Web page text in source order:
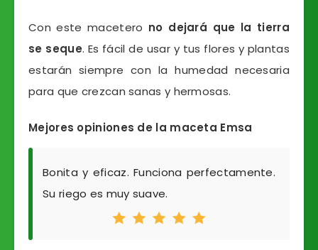
Con este macetero no dejará que la tierra
se seque. Es fácil de usar y tus flores y plantas
estarán siempre con la humedad necesaria
para que crezcan sanas y hermosas.
Mejores opiniones de la maceta Emsa
Bonita y eficaz. Funciona perfectamente.
Su riego es muy suave.